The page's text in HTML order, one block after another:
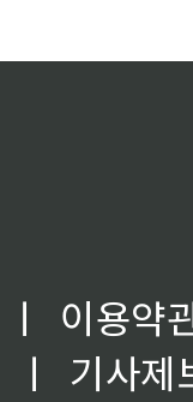
ㅣ
이용약
ㅣ
기사제